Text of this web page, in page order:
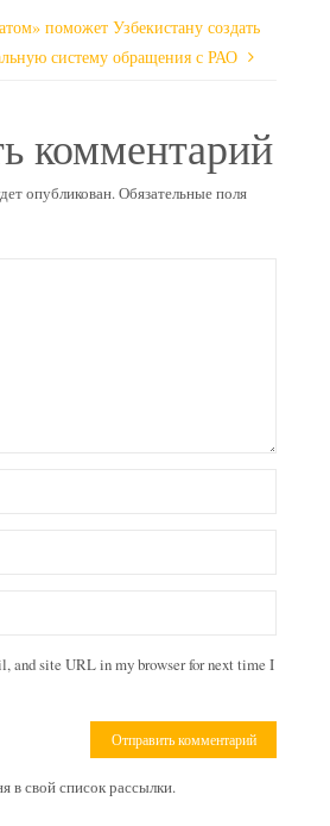
поможет Узбекистану создать
систему обращения с РАО
комментарий
опубликован.Обязательные поля
and site URL in my browser for next time I
в свой список рассылки.